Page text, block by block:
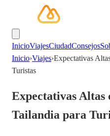
InicioViajesCiudadConsejos
Inicio›Viajes›Expectativas
Turistas
Expectativas Altas
Tailandia para